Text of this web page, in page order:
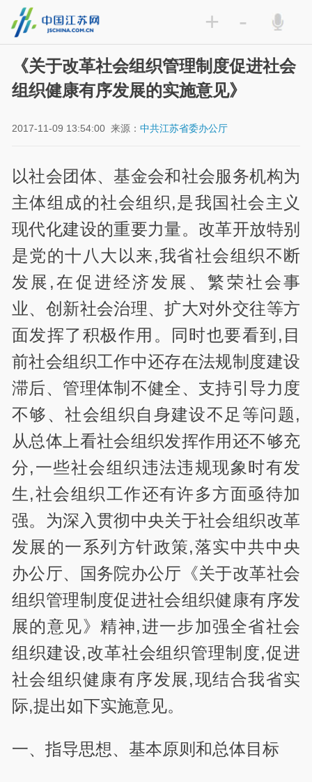
+ -
《关于改革社会组织管理制度促进社会
组织健康有序发展的实施意见》
2017-11-09 13:54:00 来源：中共江苏省委办公厅
以社会团体、基金会和社会服务机构为
主体组成的社会组织,是我国社会主义
现代化建设的重要力量。改革开放特别
是党的十八大以来,我省社会组织不断
发展,在促进经济发展、繁荣社会事
业、创新社会治理、扩大对外交往等方
面发挥了积极作用。同时也要看到,目
前社会组织工作中还存在法规制度建设
滞后、管理体制不健全、支持引导力度
不够、社会组织自身建设不足等问题,
从总体上看社会组织发挥作用还不够充
分,一些社会组织违法违规现象时有发
生,社会组织工作还有许多方面亟待加
强。为深入贯彻中央关于社会组织改革
发展的一系列方针政策,落实中共中央
办公厅、国务院办公厅《关于改革社会
组织管理制度促进社会组织健康有序发
展的意见》精神,进一步加强全省社会
组织建设,改革社会组织管理制度,促进
社会组织健康有序发展,现结合我省实
际,提出如下实施意见。
一、指导思想、基本原则和总体目标